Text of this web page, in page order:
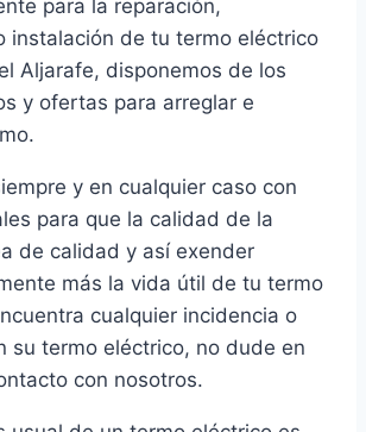
para la reparación,
instalación de tu termo eléctrico
Aljarafe, disponemos de los
y ofertas para arreglar e
y en cualquier caso con
para que la calidad de la
de calidad y así exender
más la vida útil de tu termo
cualquier incidencia o
su termo eléctrico, no dude en
con nosotros.